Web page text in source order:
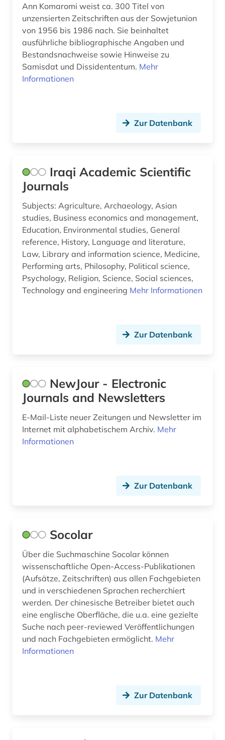
wirtschaftstheorie (1)
wirtschaftswissenschaften (2)
wirtschaftszeitschrift (1)
zeitschriftenaufsätze (2)
zeitschriftenverzeichnis (2)
zeitschtift (1)
zeitung (18)
zeitungsartikel (1)
Ann Komaromi weist ca. 300 Titel von
unzensierten Zeitschriften aus der Sowjetunion
von 1956 bis 1986 nach. Sie beinhaltet
ausführliche bibliographische Angaben und
Bestandsnachweise sowie Hinweise zu
Samisdat und Dissidententum. Mehr
Informationen
Zur Datenbank
Iraqi Academic Scientific
Journals
Subjects: Agriculture, Archaeology, Asian
studies, Business economics and management,
Education, Environmental studies, General
reference, History, Language and literature,
Law, Library and information science, Medicine,
Performing arts, Philosophy, Political science,
Psychology, Religion, Science, Social sciences,
Technology and engineering Mehr Informationen
Zur Datenbank
NewJour - Electronic
Journals and Newsletters
E-Mail-Liste neuer Zeitungen und Newsletter im
Internet mit alphabetischem Archiv. Mehr
Informationen
Zur Datenbank
Socolar
Über die Suchmaschine Socolar können
wissenschaftliche Open-Access-Publikationen
(Aufsätze, Zeitschriften) aus allen Fachgebieten
und in verschiedenen Sprachen recherchiert
werden. Der chinesische Betreiber bietet auch
eine englische Oberfläche, die u.a. eine gezielte
Suche nach peer-reviewed Veröffentlichungen
und nach Fachgebieten ermöglicht. Mehr
Informationen
Zur Datenbank